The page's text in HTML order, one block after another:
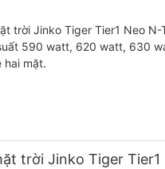
trời Jinko Tiger Tier1